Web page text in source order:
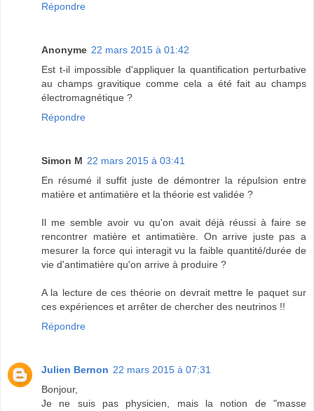
Répondre
Anonyme 22 mars 2015 à 01:42
Est t-il impossible d'appliquer la quantification perturbative
au champs gravitique comme cela a été fait au champs
électromagnétique ?
Répondre
Simon M 22 mars 2015 à 03:41
En résumé il suffit juste de démontrer la répulsion entre
matière et antimatière et la théorie est validée ?
Il me semble avoir vu qu'on avait déjà réussi à faire se
rencontrer matière et antimatière. On arrive juste pas a
mesurer la force qui interagit vu la faible quantité/durée de
vie d'antimatière qu'on arrive à produire ?
A la lecture de ces théorie on devrait mettre le paquet sur
ces expériences et arrêter de chercher des neutrinos !!
Répondre
Julien Bernon 22 mars 2015 à 07:31
Bonjour,
Je ne suis pas physicien, mais la notion de "masse